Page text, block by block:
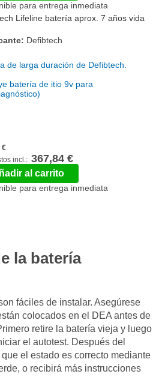
para entrega inmediata
Lifeline batería aprox. 7 años vida
Defibtech
de larga duración de Defibtech.
batería de itio 9v para
€
367,84 €
Añadir al carrito
para entrega inmediata
la batería
fáciles de instalar. Asegúrese
colocados en el DEA antes de
retire la batería vieja y luego
el autotest. Después del
el estado es correcto mediante
o recibirá más instrucciones